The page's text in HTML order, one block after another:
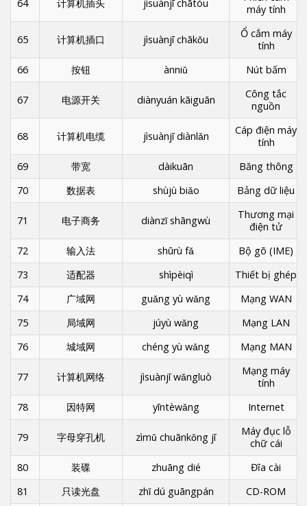
64 计算机插头 jìsuànjī chātóu
máy tính
65 计算机插口 jìsuànjī chākǒu
Ổ cắm máy
tính
66
按钮 ànniǔ Nút bấm
67 电源开关 diànyuán kāiguān
Công tắc
nguồn
68 计算机电缆 jìsuànjī diànlǎn
Cáp điện máy
tính
69
带宽 dàikuān
Băng thông
70
数据表 shùjù biǎo Bảng dữ liệu
71 电子商务 diànzǐ shāngwù
Thương mại
điện tử
72
输入法 shūrù fǎ
Bộ gõ (IME)
73
适配器 shìpèiqì
Thiết bị ghép
74
广域网 guǎng yù wǎng
Mạng WAN
75
局域网 júyù wǎng
Mạng LAN
76
城域网 chéng yù wǎng Mạng MAN
77 计算机网络 jìsuànjī wǎngluò
Mạng máy
tính
78
因特网 yīntèwǎng Internet
79 字母穿孔机 zìmǔ chuānkǒng jī
Máy đục lỗ
chữ cái
80
装碟 zhuāng dié
Đĩa cài
81
只读光盘 zhǐ dú guāngpán CD-ROM